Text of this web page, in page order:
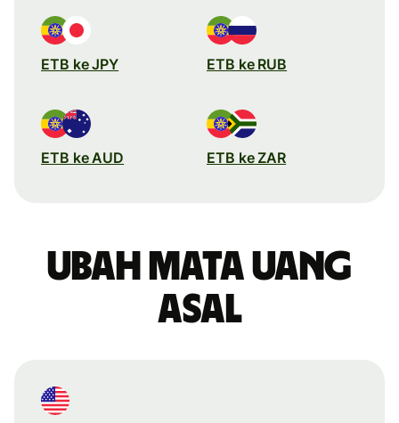
ETB ke JPY ETB ke RUB
ETB ke AUD ETB ke ZAR
Ubah mata uang
asal